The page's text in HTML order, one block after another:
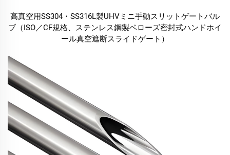
高真空用SS304・SS316L製UHVミニ手動スリットゲートバル
ブ（ISO／CF規格、ステンレス鋼製ベローズ密封式ハンドホイ
ール真空遮断スライドゲート）